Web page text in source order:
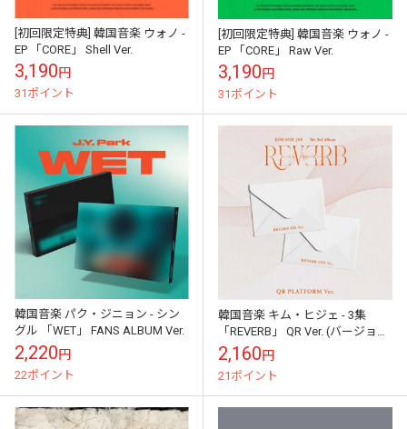
[初回限定特典] 韓国音楽 ウォノ -
EP 「CORE」 Shell Ver.
3,190円
31ポイント
[初回限定特典] 韓国音楽 ウォノ -
EP 「CORE」 Raw Ver.
3,190円
31ポイント
韓国音楽 パク・ジニョン - シン
グル 「WET」 FANS ALBUM Ver.
2,220円
22ポイント
韓国音楽 キム・ヒジェ - 3集
「REVERB」 QR Ver. (バージョン
選択)
2,160円
21ポイント